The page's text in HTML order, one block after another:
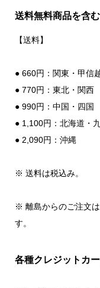
送料無料商品を含
【送料】
● 660円：関東・甲信
● 770円：東北・関西
● 990円：中国・四国
● 1,100円：北海道・
● 2,090円：沖縄
※ 送料は税込み。
※ 離島からのご注文
す。
各種クレジットカ